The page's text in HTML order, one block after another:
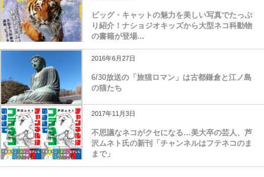
ビッグ・キャットの魅力を美しい写真でたっぷ
り紹介！ナショジオキッズから大型ネコ科動物
の書籍が登場...
2016年6月27日
6/30放送の「旅猫ロマン」は古都鎌倉と江ノ島
の猫たち
2017年11月3日
不思議なネコがクセになる…美大卒の芸人、芦
沢ムネト氏の新刊「チャンネルはフテネコのま
まで」